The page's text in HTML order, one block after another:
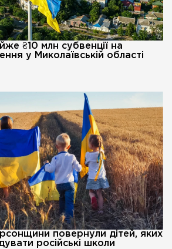
₴10 млн субвенції на
у Миколаївській області
повернули дітей, яких
російські школи